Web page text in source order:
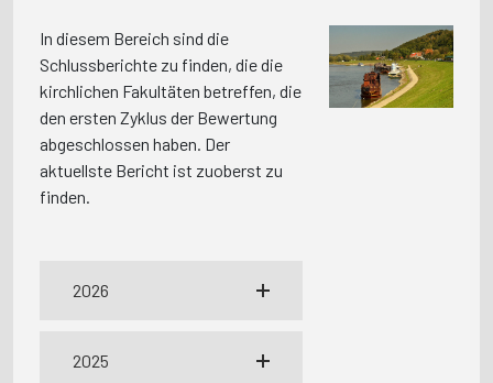
In diesem Bereich sind die
Schlussberichte zu finden, die die
kirchlichen Fakultäten betreffen, die
den ersten Zyklus der Bewertung
abgeschlossen haben. Der
aktuellste Bericht ist zuoberst zu
finden.
2026
2025